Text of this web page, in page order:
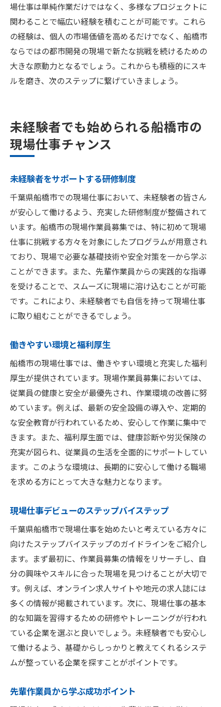
場仕事は単純作業だけではなく、多様なプロジェクトに
関わることで幅広い経験を積むことが可能です。これら
の経験は、個人の市場価値を高めるだけでなく、船橋市
ならではの都市開発の現場で新たな挑戦を続けるための
大きな原動力となるでしょう。これからも積極的にスキ
ルを磨き、次のステップに繋げていきましょう。
未経験者でも始められる船橋市の
現場仕事チャンス
未経験者をサポートする研修制度
千葉県船橋市での現場仕事において、未経験者の皆さん
が安心して働けるよう、充実した研修制度が整備されて
います。船橋市の現場作業員募集では、特に初めて現場
仕事に挑戦する方々を対象にしたプログラムが用意され
ており、現場で必要な基礎技術や安全対策を一から学ぶ
ことができます。また、先輩作業員からの実践的な指導
を受けることで、スムーズに現場に溶け込むことが可能
です。これにより、未経験者でも自信を持って現場仕事
に取り組むことができるでしょう。
働きやすい環境と福利厚生
船橋市の現場仕事では、働きやすい環境と充実した福利
厚生が提供されています。現場作業員募集においては、
従業員の健康と安全が最優先され、作業環境の改善に努
めています。例えば、最新の安全設備の導入や、定期的
な安全教育が行われているため、安心して作業に集中で
きます。また、福利厚生面では、健康診断や労災保険の
充実が図られ、従業員の生活を全面的にサポートしてい
ます。このような環境は、長期的に安心して働ける職場
を求める方にとって大きな魅力となります。
現場仕事デビューのステップバイステップ
千葉県船橋市で現場仕事を始めたいと考えている方々に
向けたステップバイステップのガイドラインをご紹介し
ます。まず最初に、作業員募集の情報をリサーチし、自
分の興味やスキルに合った現場を見つけることが大切で
す。例えば、オンライン求人サイトや地元の求人誌には
多くの情報が掲載されています。次に、現場仕事の基本
的な知識を習得するための研修やトレーニングが行われ
ている企業を選ぶと良いでしょう。未経験者でも安心し
て働けるよう、基礎からしっかりと教えてくれるシステ
ムが整っている企業を探すことがポイントです。
先輩作業員から学ぶ成功ポイント